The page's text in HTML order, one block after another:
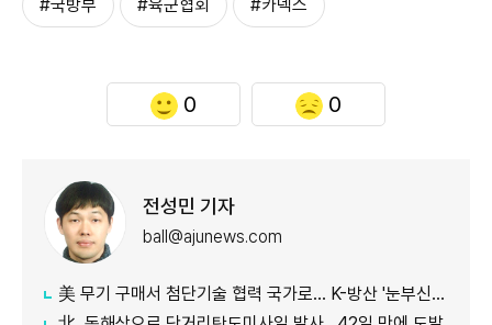
#국방부 #육군협회 #카덱스
0 0
전성민 기자
ball@ajunews.com
美 무기 구매서 첨단기술 협력 국가로… K-방산 '눈부신 발전'